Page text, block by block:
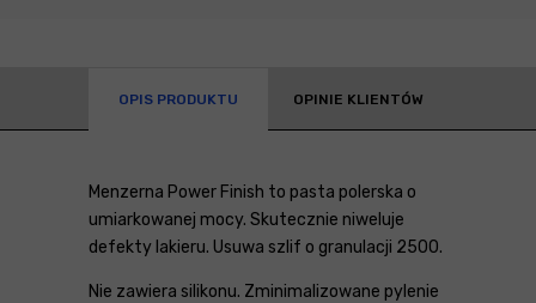
OPIS PRODUKTU OPINIE KLIENTÓW
Menzerna Power Finish to pasta polerska o
umiarkowanej mocy. Skutecznie niweluje
defekty lakieru. Usuwa szlif o granulacji 2500.
Nie zawiera silikonu. Zminimalizowane pylenie